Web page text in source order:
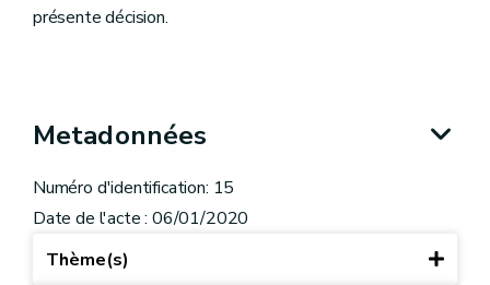
présente décision.
Metadonnées
Numéro d'identification: 15
Date de l'acte : 06/01/2020
Thème(s)